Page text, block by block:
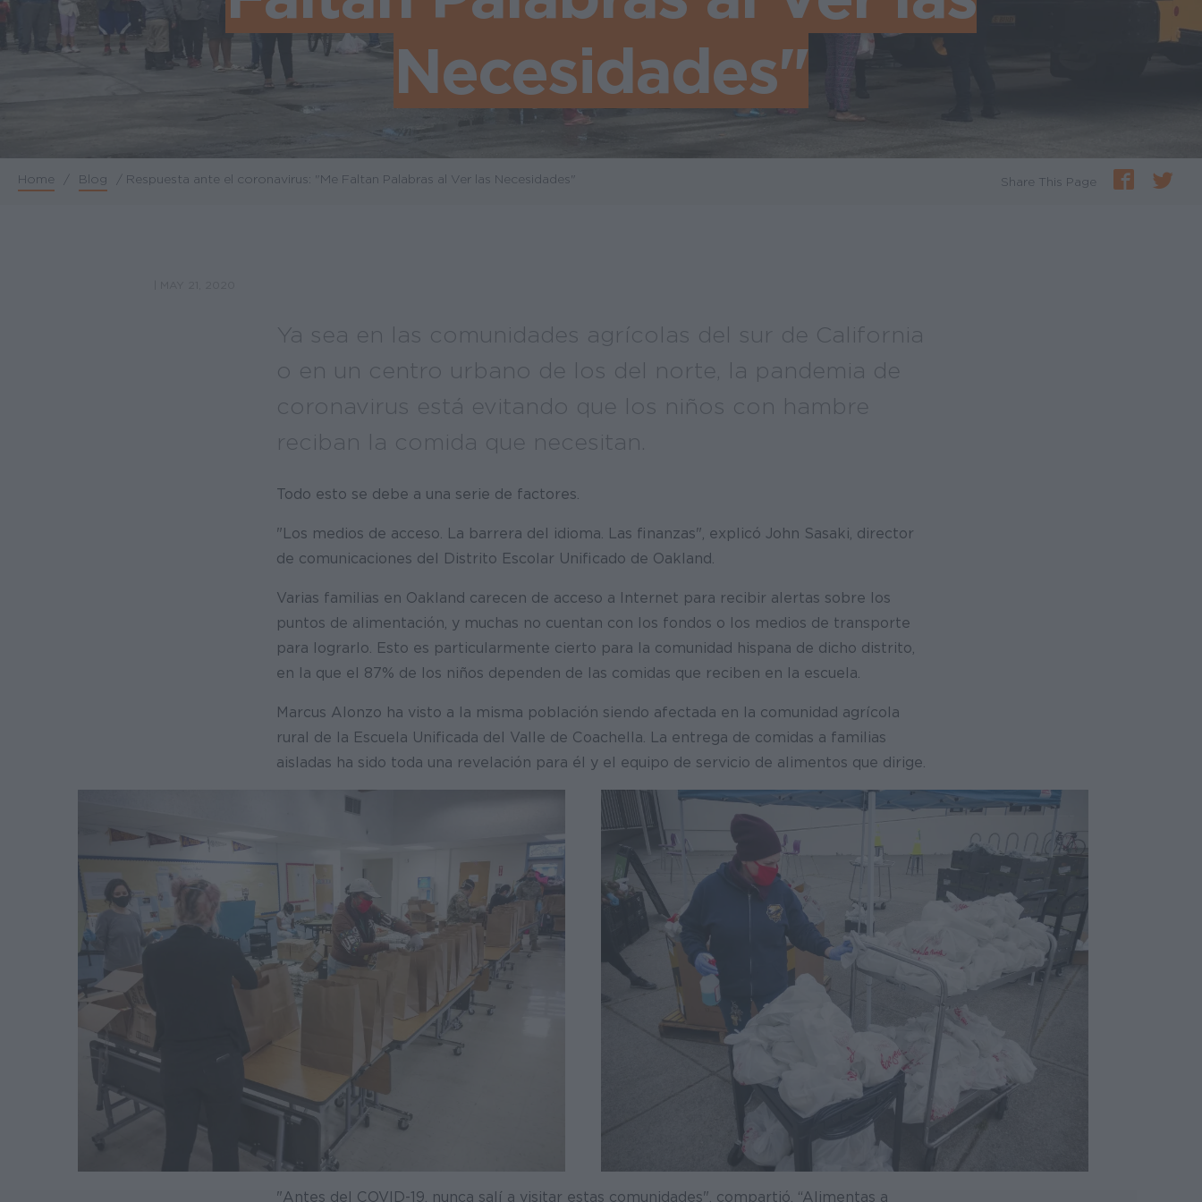
Necesidades"
Breadcrumb
Home / Blog / Respuesta ante el coronavirus: "Me Faltan Palabras al Ver las Necesidades" Share This Page
Ya sea en las comunidades agrícolas del sur de California
o en un centro urbano de los del norte, la pandemia de
coronavirus está evitando que los niños con hambre
reciban la comida que necesitan.
Todo esto se debe a una serie de factores.
"Los medios de acceso. La barrera del idioma. Las finanzas", explicó John Sasaki, director
de comunicaciones del Distrito Escolar Unificado de Oakland.
Varias familias en Oakland carecen de acceso a Internet para recibir alertas sobre los
puntos de alimentación, y muchas no cuentan con los fondos o los medios de transporte
para lograrlo. Esto es particularmente cierto para la comunidad hispana de dicho distrito,
en la que el 87% de los niños dependen de las comidas que reciben en la escuela.
Marcus Alonzo ha visto a la misma población siendo afectada en la comunidad agrícola
rural de la Escuela Unificada del Valle de Coachella. La entrega de comidas a familias
aisladas ha sido toda una revelación para él y el equipo de servicio de alimentos que dirige.
"Antes del COVID-19, nunca salí a visitar estas comunidades", compartió. “Alimentas a